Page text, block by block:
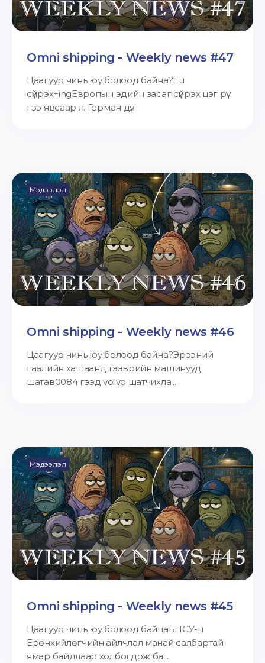
Omni shipping - Weekly news #47
Цаагуур чинь юу болоод байна?Eu
сүйрэх+ingЕвропын эдийн засаг сүйрэх цэг рүү
гээ явсаар л. Герман дү...
Мэдээлэл
Omni shipping - Weekly news #46
Цаагуур чинь юу болоод байна?Эрээний
гаалийн хашаанд тээврийн машинууд
шатав0084 гээд volvo шатчихла...
Мэдээлэл
Omni shipping - Weekly news #45
Цаагуур чинь юу болоод байнаБНСУ-н
Ерөнхийлөгчийн айлчлал манай салбартай
ямар байдлаар холбогдож ба...